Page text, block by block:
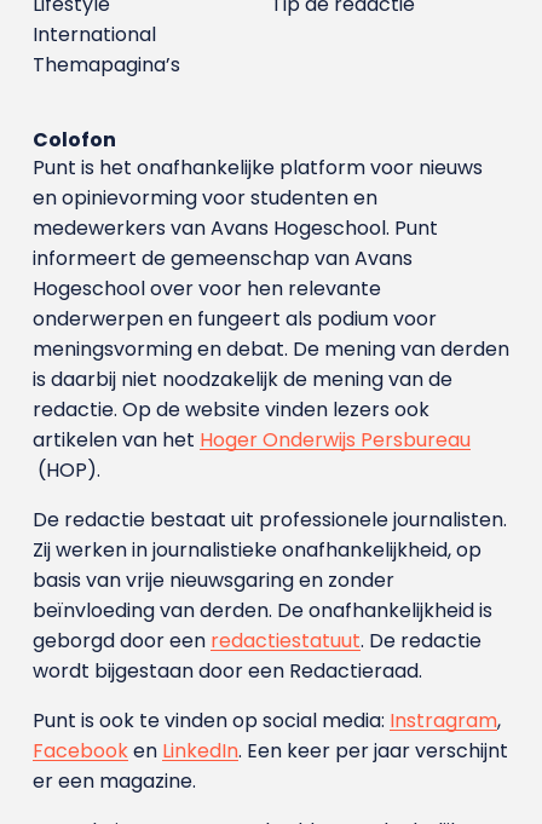
International
Themapagina’s
Colofon
Punt is het onafhankelijke platform voor nieuws
en opinievorming voor studenten en
medewerkers van Avans Hoge­school. Punt
informeert de gemeenschap van Avans
Hogeschool over voor hen relevante
onderwerpen en fungeert als podium voor
meningsvorming en debat. De mening van derden
is daarbij niet noodzakelijk de mening van de
redactie. Op de website vinden lezers ook
artikelen van het Hoger Onderwijs Persbureau
(HOP).
De redactie bestaat uit professionele journalisten.
Zij werken in journalistieke onafhankelijkheid, op
basis van vrije nieuwsgaring en zonder
beïnvloeding van derden. De onafhankelijkheid is
geborgd door een redactiestatuut. De redactie
wordt bijgestaan door een Redactieraad.
Punt is ook te vinden op social media: Instragram,
Facebooken LinkedIn. Een keer per jaar verschijnt
er een magazine.